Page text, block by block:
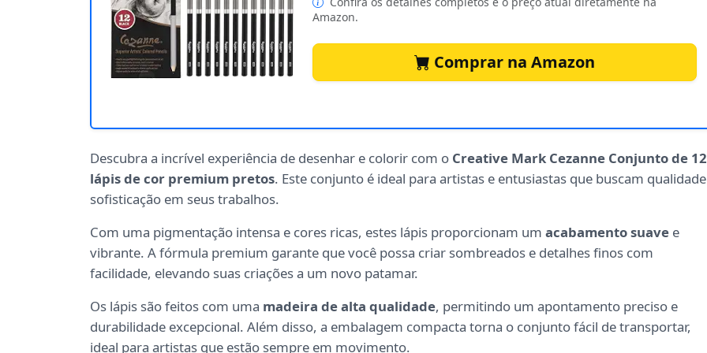
Amazon.
Comprar na Amazon
Descubra a incrível experiência de desenhar e colorir com o Creative Mark Cezanne Conjunto de 12
lápis de cor premium pretos. Este conjunto é ideal para artistas e entusiastas que buscam
sofisticação em seus trabalhos.
Com uma pigmentação intensa e cores ricas, estes lápis proporcionam um acabamento suave e
vibrante. A fórmula premium garante que você possa criar sombreados e detalhes finos com
facilidade, elevando suas criações a um novo patamar.
Os lápis são feitos com uma madeira de alta qualidade, permitindo um apontamento preciso e
durabilidade excepcional. Além disso, a embalagem compacta torna o conjunto fácil de transportar,
ideal para artistas que estão sempre em movimento.